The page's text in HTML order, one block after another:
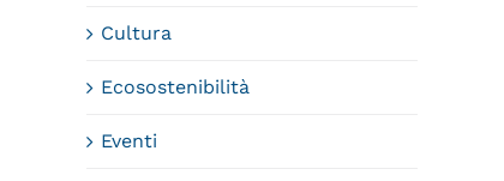
Cultura
Ecosostenibilità
Eventi